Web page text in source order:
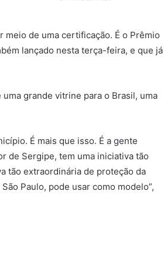
de uma certificação. É o Prêmio
lançado nesta terça-feira, e que já
grande vitrine para o Brasil, uma
É mais que isso. É a gente
de Sergipe, tem uma iniciativa tão
tão extraordinária de proteção da
Paulo, pode usar como modelo”,